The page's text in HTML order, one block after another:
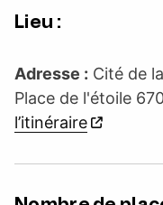
Lieu :
Adresse : Cité de
Place de l'étoile
l’itinéraire